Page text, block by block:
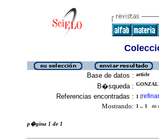
Base de datos : article
B�squeda :
Referencias encontradas : 1 [refinar
Mostrando: 1 .. 1 en
p�gina 1 de 1